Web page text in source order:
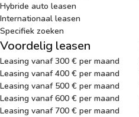
Hybride auto leasen
Internationaal leasen
Specifiek zoeken
Voordelig leasen
Leasing vanaf 300 € per maand
Leasing vanaf 400 € per maand
Leasing vanaf 500 € per maand
Leasing vanaf 600 € per maand
Leasing vanaf 700 € per maand